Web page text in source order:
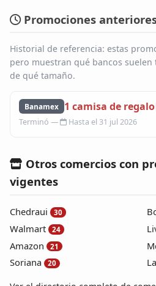
Blog
Infinito
Promociones
Historial de referencia: estas
pero muestran qué bancos suelen
de qué tamaño.
Banamex 1 camisa de regalo
Hasta el 31 jul 2026
Otros comercios con
vigentes
Chedraui 30
Walmart 24
Amazon 21
Soriana 20